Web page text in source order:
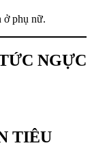
ở phụ nữ.
NGỰC
TIÊU